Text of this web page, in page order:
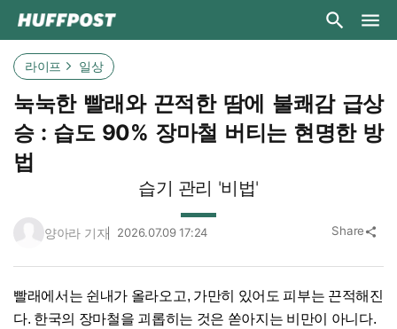
라이프 일상
눅눅한 빨래와 끈적한 땀에 불쾌감 급상
승 : 습도 90% 장마철 버티는 현명한 방
법
습기 관리 '비법'
양아라 기자 2026.07.09 17:24 Share share
빨래에서는 쉰내가 올라오고, 가만히 있어도 피부는 끈적해진
다. 한국의 장마철을 괴롭히는 것은 쏟아지는 비만이 아니다.